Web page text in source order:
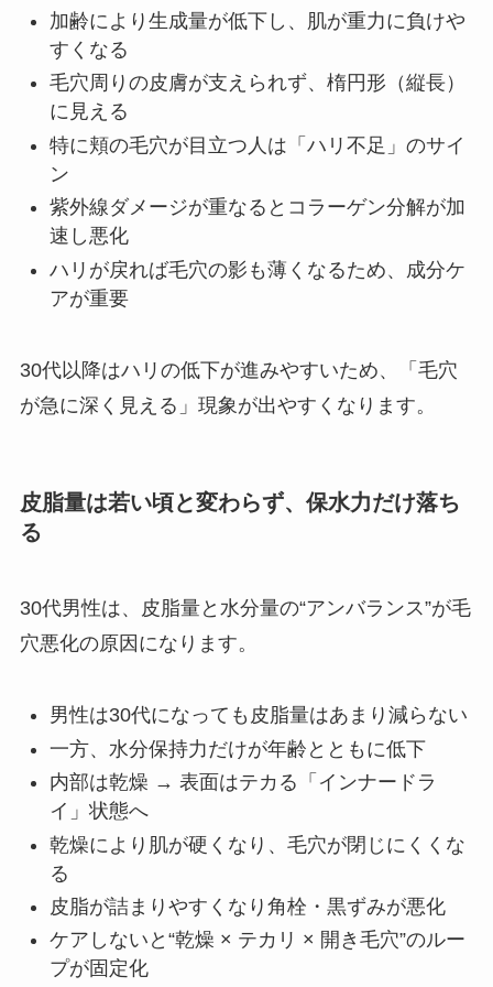
加齢により生成量が低下し、肌が重力に負けや
すくなる
毛穴周りの皮膚が支えられず、楕円形（縦長）
に見える
特に頬の毛穴が目立つ人は「ハリ不足」のサイ
ン
紫外線ダメージが重なるとコラーゲン分解が加
速し悪化
ハリが戻れば毛穴の影も薄くなるため、成分ケ
アが重要
30代以降はハリの低下が進みやすいため、「毛穴
が急に深く見える」現象が出やすくなります。
皮脂量は若い頃と変わらず、保水力だけ落ち
る
30代男性は、皮脂量と水分量の“アンバランス”が毛
穴悪化の原因になります。
男性は30代になっても皮脂量はあまり減らない
一方、水分保持力だけが年齢とともに低下
内部は乾燥 → 表面はテカる「インナードラ
イ」状態へ
乾燥により肌が硬くなり、毛穴が閉じにくくな
る
皮脂が詰まりやすくなり角栓・黒ずみが悪化
ケアしないと“乾燥 × テカリ × 開き毛穴”のルー
プが固定化